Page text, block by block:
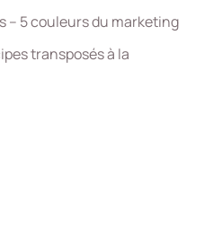
– 5 couleurs du marketing
transposés à la